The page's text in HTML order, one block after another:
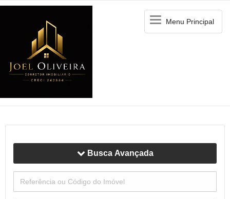
MenuMenu Principal
Busca Avançada